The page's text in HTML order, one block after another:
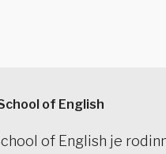
of English
of English je